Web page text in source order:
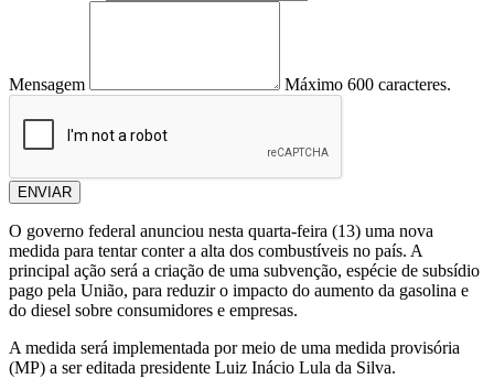
Mensagem Máximo 600 caracteres.
ENVIAR
O governo federal anunciou nesta quarta-feira (13) uma nova
medida para tentar conter a alta dos combustíveis no país. A
principal ação será a criação de uma subvenção, espécie de subsídio
pago pela União, para reduzir o impacto do aumento da gasolina e
do diesel sobre consumidores e empresas.
A medida será implementada por meio de uma medida provisória
(MP) a ser editada presidente Luiz Inácio Lula da Silva.